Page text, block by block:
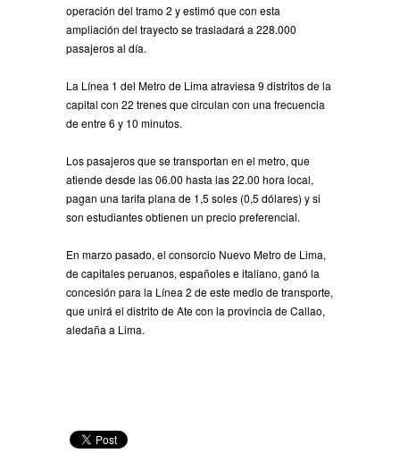
operación del tramo 2 y estimó que con esta
ampliación del trayecto se trasladará a 228.000
pasajeros al día.
La Línea 1 del Metro de Lima atraviesa 9 distritos de la
capital con 22 trenes que circulan con una frecuencia
de entre 6 y 10 minutos.
Los pasajeros que se transportan en el metro, que
atiende desde las 06.00 hasta las 22.00 hora local,
pagan una tarifa plana de 1,5 soles (0,5 dólares) y si
son estudiantes obtienen un precio preferencial.
En marzo pasado, el consorcio Nuevo Metro de Lima,
de capitales peruanos, españoles e italiano, ganó la
concesión para la Línea 2 de este medio de transporte,
que unirá el distrito de Ate con la provincia de Callao,
aledaña a Lima.